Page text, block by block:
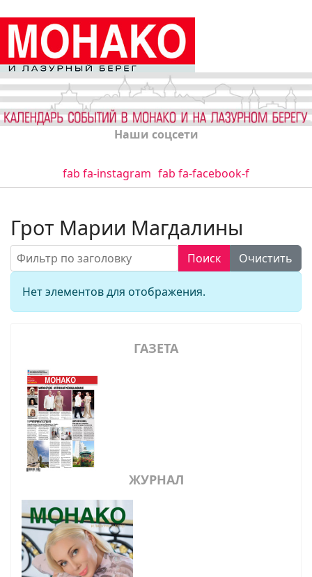
Наши соцсети
fab fa-instagram fab fa-facebook-f
Грот Марии Магдалины
Фильтр по заголовку Поиск
Очистить
Кол-во
Информация
Нет элементов для отображения.
ГАЗЕТА
ЖУРНАЛ